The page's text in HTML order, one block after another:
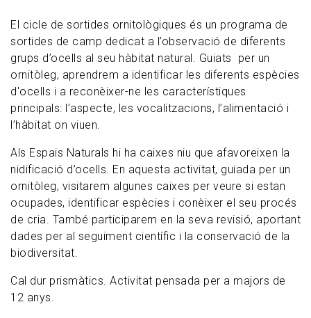
El cicle de sortides ornitològiques és un programa de
sortides de camp dedicat a l’observació de diferents
grups d’ocells al seu hàbitat natural. Guiats per un
ornitòleg, aprendrem a identificar les diferents espècies
d'ocells i a reconèixer-ne les característiques
principals: l’aspecte, les vocalitzacions, l’alimentació i
l’hàbitat on viuen.
Als Espais Naturals hi ha caixes niu que afavoreixen la
nidificació d’ocells. En aquesta activitat, guiada per un
ornitòleg, visitarem algunes caixes per veure si estan
ocupades, identificar espècies i conèixer el seu procés
de cria. També participarem en la seva revisió, aportant
dades per al seguiment científic i la conservació de la
biodiversitat.
Cal dur prismàtics. Activitat pensada per a majors de
12 anys.